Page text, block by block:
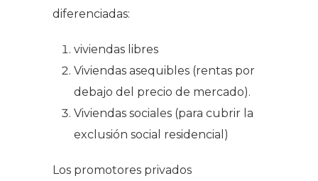
diferenciadas:
viviendas libres
Viviendas asequibles (rentas por
debajo del precio de mercado).
Viviendas sociales (para cubrir la
exclusión social residencial)
Los promotores privados